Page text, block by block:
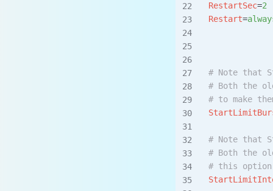
RestartSec=2
Restart=
# Note that
# Both the
# to make
# Note that
# Both the
# this